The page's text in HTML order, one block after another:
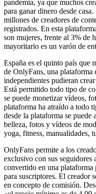
pandemia, ya que muchos
para ganar dinero desde
millones de creadores de
registrados. En esta
son mujeres, frente al 3% de
mayoritario es un varón de
España es el quinto país que
de OnlyFans, una plataforma
independientes pudieran
Está permitido todo tipo de
se puede monetizar vídeos,
plataforma ha atraído a todo
desde la plataforma se puede
belleza, fotos y vídeos de
yoga, fitness, manualidades,
OnlyFans permite a los
exclusivo con sus seguidores
convertido en una plataforma
para suscriptores. El creador
en concepto de comisión.